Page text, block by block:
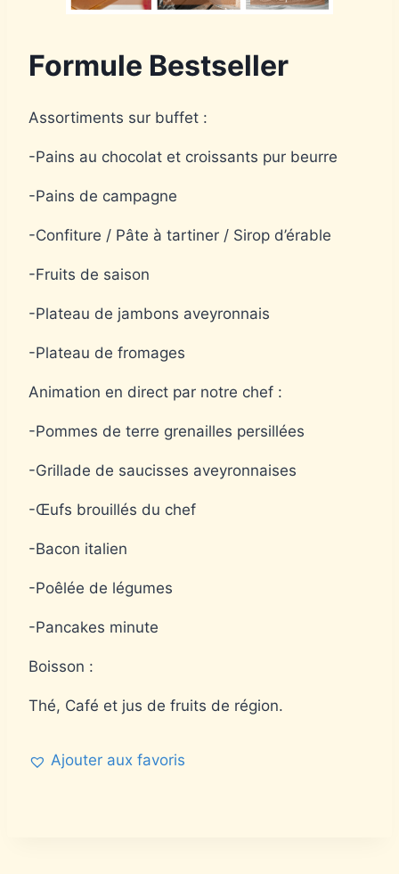
Formule Bestseller
Assortiments sur buffet :
-Pains au chocolat et croissants pur beurre
-Pains de campagne
-Confiture / Pâte à tartiner / Sirop d’érable
-Fruits de saison
-Plateau de jambons aveyronnais
-Plateau de fromages
Animation en direct par notre chef :
-Pommes de terre grenailles persillées
-Grillade de saucisses aveyronnaises
-Œufs brouillés du chef
-Bacon italien
-Poêlée de légumes
-Pancakes minute
Boisson :
Thé, Café et jus de fruits de région.
Ajouter aux favoris